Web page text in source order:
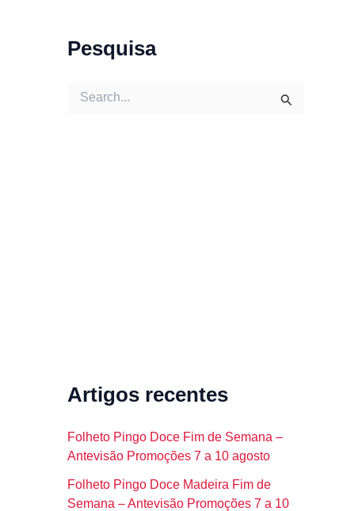
Pesquisa
Artigos recentes
Folheto Pingo Doce Fim de Semana –
Antevisão Promoções 7 a 10 agosto
Folheto Pingo Doce Madeira Fim de
Semana – Antevisão Promoções 7 a 10